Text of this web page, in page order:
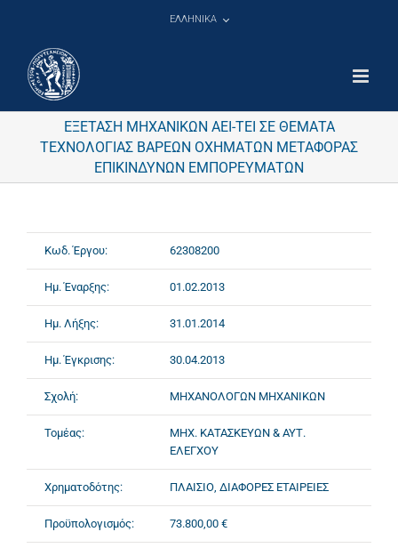
ΕΛΛΗΝΙΚΑ
ΕΞΕΤΑΣΗ ΜΗΧΑΝΙΚΩΝ ΑΕΙ-ΤΕΙ ΣΕ ΘΕΜΑΤΑ
ΤΕΧΝΟΛΟΓΙΑΣ ΒΑΡΕΩΝ ΟΧΗΜΑΤΩΝ ΜΕΤΑΦΟΡΑΣ
ΕΠΙΚΙΝΔΥΝΩΝ ΕΜΠΟΡΕΥΜΑΤΩΝ
Κωδ. Έργου: 62308200
Ημ. Έναρξης: 01.02.2013
Ημ. Λήξης: 31.01.2014
Ημ. Έγκρισης: 30.04.2013
Σχολή: ΜΗΧΑΝΟΛΟΓΩΝ ΜΗΧΑΝΙΚΩΝ
Τομέας:
ΜΗΧ. ΚΑΤΑΣΚΕΥΩΝ & ΑΥΤ.
ΕΛΕΓΧΟΥ
Χρηματοδότης: ΠΛΑΙΣΙΟ, ΔΙΑΦΟΡΕΣ ΕΤΑΙΡΕΙΕΣ
Προϋπολογισμός: 73.800,00 €